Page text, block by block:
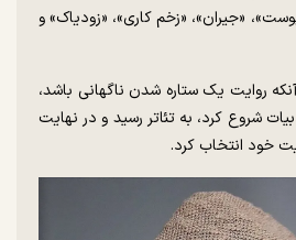
«جیران»، «زخم کاری»، «زودیاک» و
روایت یک ستاره شدن ناگهانی باشد،
شروع کرد، به تئاتر رسید و در نهایت
خود انتخاب کرد.